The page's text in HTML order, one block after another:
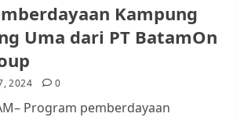
Kampung
Uma dari PT BatamOn
2024 0
Program pemberdayaan